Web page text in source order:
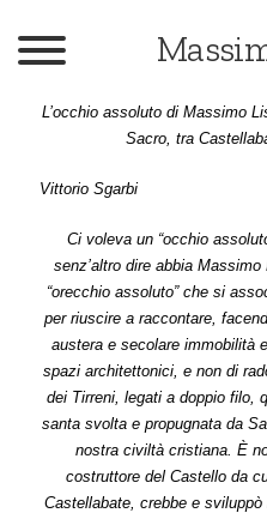
English
Catalogo
Press
Testi
Contatti
Fondazione
Biografia
L’occhio assoluto di Massimo
Sacro, tra
Vittorio Sgarbi
Ci voleva un “occhio
senz’altro dire abbia
“orecchio assoluto” che si
per riuscire a raccontare,
austera e secolare immobilità
spazi architettonici, e non di
dei Tirreni, legati a doppio filo,
santa svolta e propugnata da
nostra civiltà cristiana. È
costruttore del Castello da
Castellabate, crebbe e